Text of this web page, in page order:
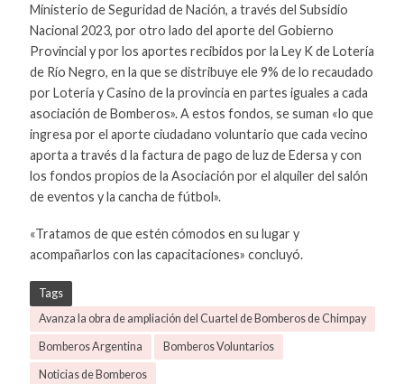
Ministerio de Seguridad de Nación, a través del Subsidio
Nacional 2023, por otro lado del aporte del Gobierno
Provincial y por los aportes recibidos por la Ley K de Lotería
de Río Negro, en la que se distribuye ele 9% de lo recaudado
por Lotería y Casino de la provincia en partes iguales a cada
asociación de Bomberos». A estos fondos, se suman «lo que
ingresa por el aporte ciudadano voluntario que cada vecino
aporta a través d la factura de pago de luz de Edersa y con
los fondos propios de la Asociación por el alquiler del salón
de eventos y la cancha de fútbol».
«Tratamos de que estén cómodos en su lugar y
acompañarlos con las capacitaciones» concluyó.
Tags
Avanza la obra de ampliación del Cuartel de Bomberos de Chimpay
Bomberos Argentina Bomberos Voluntarios
Noticias de Bomberos